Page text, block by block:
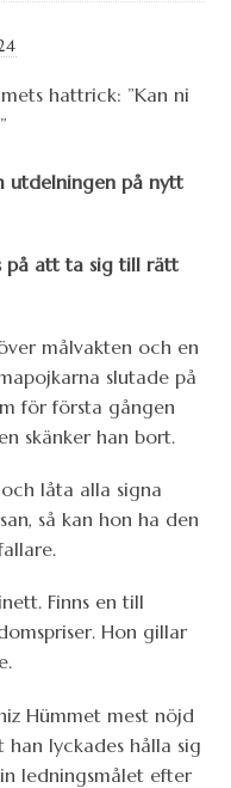
utdelningen på nytt
på att ta sig till rätt
målvakten och en
slutade på
för första gången
skänker han bort.
låta alla signa
så kan hon ha den
Finns en till
Hon gillar
Hümmet mest nöjd
lyckades hålla sig
ledningsmålet efter